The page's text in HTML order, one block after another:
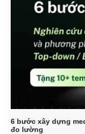
Pháp luật
Tin nóng
Tư vấn luật
6 bước xây dựng
đo lường